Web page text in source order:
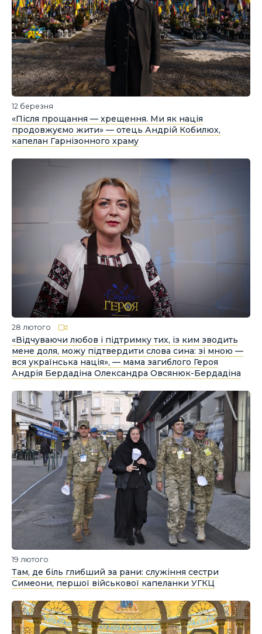
12 березня
«Після прощання — хрещення. Ми як нація
продовжуємо жити» — отець Андрій Кобилюх,
капелан Гарнізонного храму
28 лютого
«Відчуваючи любов і підтримку тих, із ким зводить
мене доля, можу підтвердити слова сина: зі мною —
вся українська нація», — мама загиблого Героя
Андрія Бердадіна Олександра Овсянюк-Бердадіна
19 лютого
Там, де біль глибший за рани: служіння сестри
Симеони, першої військової капеланки УГКЦ